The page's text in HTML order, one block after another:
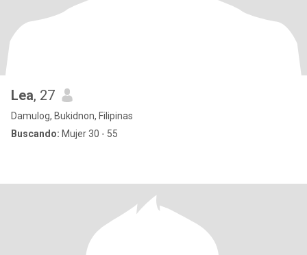
Lea, 27
Damulog, Bukidnon, Filipinas
Buscando: Mujer 30 - 55